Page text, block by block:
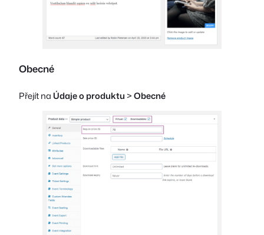
Obecné
Přejít naÚdaje o produktu>Obecné